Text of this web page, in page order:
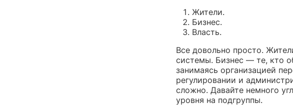
Жители.
Бизнес.
Власть.
Все довольно просто.
системы. Бизнес — те, кто
занимаясь организацией
регулировании и
сложно. Давайте немного
уровня на подгруппы.